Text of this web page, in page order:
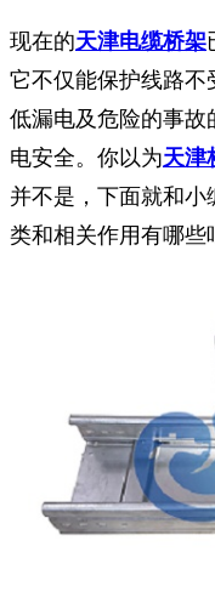
现在的天津电缆桥架
它不仅能保护线路不
低漏电及危险的事故
电安全。你以为天津
并不是，下面就和小
类和相关作用有哪些